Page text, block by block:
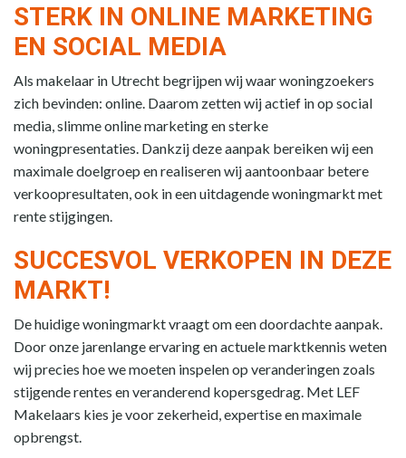
STERK IN ONLINE MARKETING
EN SOCIAL MEDIA
Als makelaar in Utrecht begrijpen wij waar woningzoekers
zich bevinden: online. Daarom zetten wij actief in op social
media, slimme online marketing en sterke
woningpresentaties. Dankzij deze aanpak bereiken wij een
maximale doelgroep en realiseren wij aantoonbaar betere
verkoopresultaten, ook in een uitdagende woningmarkt met
rente stijgingen.
SUCCESVOL VERKOPEN IN DEZE
MARKT!
De huidige woningmarkt vraagt om een doordachte aanpak.
Door onze jarenlange ervaring en actuele marktkennis weten
wij precies hoe we moeten inspelen op veranderingen zoals
stijgende rentes en veranderend kopersgedrag. Met LEF
Makelaars kies je voor zekerheid, expertise en maximale
opbrengst.